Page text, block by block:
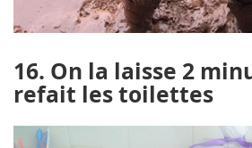
16. On la laisse 2
refait les toilettes